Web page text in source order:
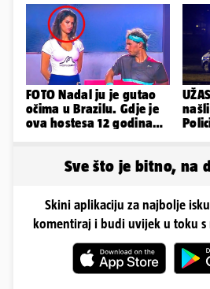
FOTO Nadal ju je gutao
očima u Brazilu. Gdje je
ova hostesa 12 godina
Sve što je bitno, na
Skini aplikaciju za najbolje
komentiraj i budi uvijek u toku